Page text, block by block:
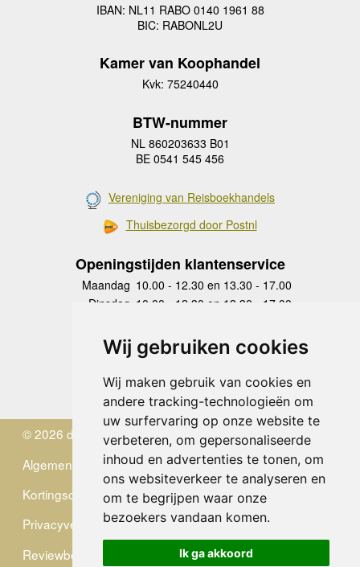
Wij gebruiken cookies
Wij maken gebruik van cookies en
andere tracking-technologieën om
uw surfervaring op onze website te
verbeteren, om gepersonaliseerde
inhoud en advertenties te tonen, om
ons websiteverkeer te analyseren en
om te begrijpen waar onze
bezoekers vandaan komen.
Ik ga akkoord
IBAN: NL11 RABO 0140 1961 88
BIC: RABONL2U
Kamer van Koophandel
Kvk: 75240440
BTW-nummer
NL 860203633 B01
BE 0541 545 456
Vereniging van Reisboekhandels
Thuisbezorgd door Postnl
Openingstijden klantenservice
Maandag 10.00 - 12.30 en 13.30 - 17.00
Dinsdag 10.00 - 12.30 en 13.30 - 17.00
Donderdag
10.00 - 12.30 en 13.30 - 17.00
Vrijdag 10.00 - 12.30 en 13.30 - 17.00
Zaterdag
gesloten
Zondag gesloten
© 2026 de Zwerver
Algemene Voorwaarden
Kortingscode
Privacyverklaring
Reviewbeleid